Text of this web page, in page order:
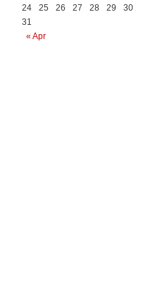
« Apr
24
25 26 27 28 29
30
31